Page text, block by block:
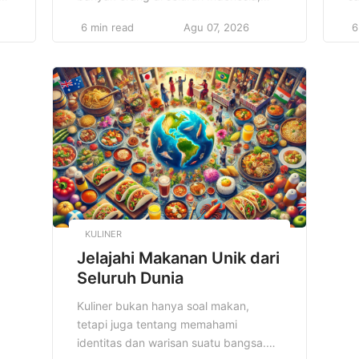
belakang. Aktivitas ini bukan sekadar
umpan, melainkan juga mengasah
kesabaran, menikmati keindahan alam,
serta membangun koneksi sosial yang
erat dengan sesama penghobi
memancing. Dengan bergabung dalam
Komunitas Memancing Paling Seru, […]
6 min read Agu 07, 2026
KULINER
Jelajahi Makanan Unik dari
Seluruh Dunia
Kuliner bukan hanya soal makan,
tetapi juga tentang memahami
identitas dan warisan suatu bangsa.